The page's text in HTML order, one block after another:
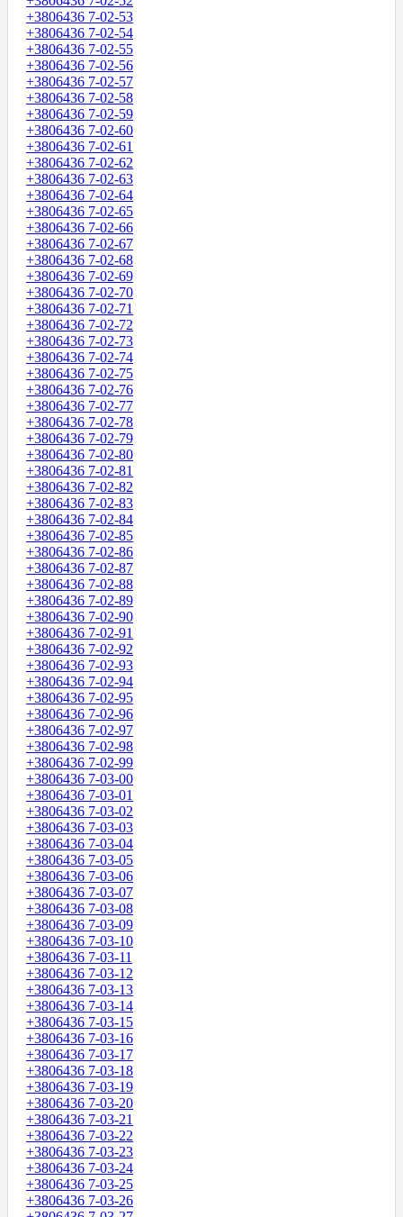
+3806436 7-02-53
+3806436 7-02-54
+3806436 7-02-55
+3806436 7-02-56
+3806436 7-02-57
+3806436 7-02-58
+3806436 7-02-59
+3806436 7-02-60
+3806436 7-02-61
+3806436 7-02-62
+3806436 7-02-63
+3806436 7-02-64
+3806436 7-02-65
+3806436 7-02-66
+3806436 7-02-67
+3806436 7-02-68
+3806436 7-02-69
+3806436 7-02-70
+3806436 7-02-71
+3806436 7-02-72
+3806436 7-02-73
+3806436 7-02-74
+3806436 7-02-75
+3806436 7-02-76
+3806436 7-02-77
+3806436 7-02-78
+3806436 7-02-79
+3806436 7-02-80
+3806436 7-02-81
+3806436 7-02-82
+3806436 7-02-83
+3806436 7-02-84
+3806436 7-02-85
+3806436 7-02-86
+3806436 7-02-87
+3806436 7-02-88
+3806436 7-02-89
+3806436 7-02-90
+3806436 7-02-91
+3806436 7-02-92
+3806436 7-02-93
+3806436 7-02-94
+3806436 7-02-95
+3806436 7-02-96
+3806436 7-02-97
+3806436 7-02-98
+3806436 7-02-99
+3806436 7-03-00
+3806436 7-03-01
+3806436 7-03-02
+3806436 7-03-03
+3806436 7-03-04
+3806436 7-03-05
+3806436 7-03-06
+3806436 7-03-07
+3806436 7-03-08
+3806436 7-03-09
+3806436 7-03-10
+3806436 7-03-11
+3806436 7-03-12
+3806436 7-03-13
+3806436 7-03-14
+3806436 7-03-15
+3806436 7-03-16
+3806436 7-03-17
+3806436 7-03-18
+3806436 7-03-19
+3806436 7-03-20
+3806436 7-03-21
+3806436 7-03-22
+3806436 7-03-23
+3806436 7-03-24
+3806436 7-03-25
+3806436 7-03-26